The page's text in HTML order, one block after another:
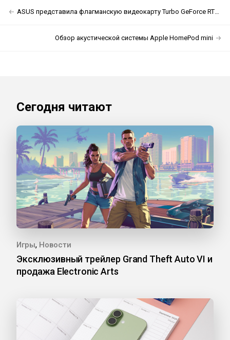
ASUS представила флагманскую видеокарту Turbo GeForce RTX 3090
Обзор акустической системы Apple HomePod mini
Сегодня читают
Игры, Новости
Эксклюзивный трейлер Grand Theft Auto VI и
продажа Electronic Arts